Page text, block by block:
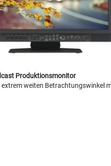
Produktionsmonitor
extrem weiten Betrachtungswinkel